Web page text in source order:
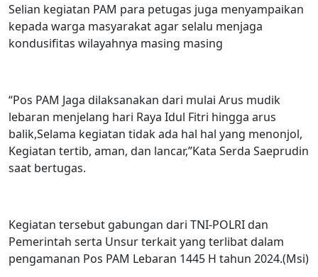
Selian kegiatan PAM para petugas juga menyampaikan
kepada warga masyarakat agar selalu menjaga
kondusifitas wilayahnya masing masing
“Pos PAM Jaga dilaksanakan dari mulai Arus mudik
lebaran menjelang hari Raya Idul Fitri hingga arus
balik,Selama kegiatan tidak ada hal hal yang menonjol,
Kegiatan tertib, aman, dan lancar,”Kata Serda Saeprudin
saat bertugas.
Kegiatan tersebut gabungan dari TNI-POLRI dan
Pemerintah serta Unsur terkait yang terlibat dalam
pengamanan Pos PAM Lebaran 1445 H tahun 2024.(Msi)